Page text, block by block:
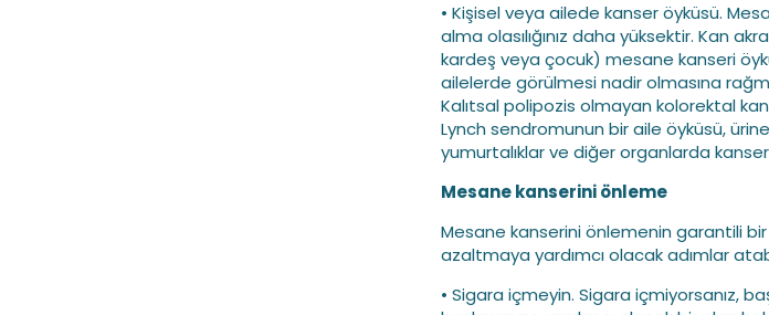
• Kişisel veya ailede kanser öyküsü.
alma olasılığınız daha yüksektir. Kan
kardeş veya çocuk) mesane kanseri
ailelerde görülmesi nadir olmasına
Kalıtsal polipozis olmayan kolorektal
Lynch sendromunun bir aile öyküsü,
yumurtalıklar ve diğer organlarda kanser
Mesane kanserini önleme
Mesane kanserini önlemenin garantili
azaltmaya yardımcı olacak adımlar
• Sigara içmeyin. Sigara içmiyorsanız,